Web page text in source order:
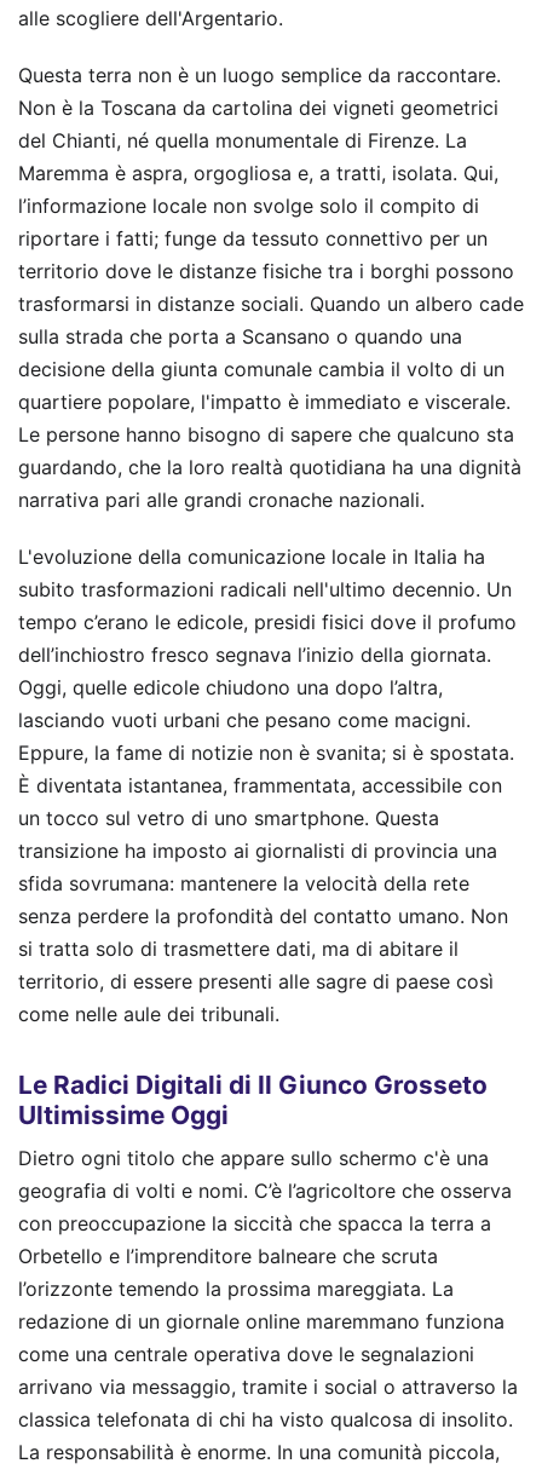
alle scogliere dell'Argentario.
Questa terra non è un luogo semplice da raccontare.
Non è la Toscana da cartolina dei vigneti geometrici
del Chianti, né quella monumentale di Firenze. La
Maremma è aspra, orgogliosa e, a tratti, isolata. Qui,
l’informazione locale non svolge solo il compito di
riportare i fatti; funge da tessuto connettivo per un
territorio dove le distanze fisiche tra i borghi possono
trasformarsi in distanze sociali. Quando un albero cade
sulla strada che porta a Scansano o quando una
decisione della giunta comunale cambia il volto di un
quartiere popolare, l'impatto è immediato e viscerale.
Le persone hanno bisogno di sapere che qualcuno sta
guardando, che la loro realtà quotidiana ha una dignità
narrativa pari alle grandi cronache nazionali.
L'evoluzione della comunicazione locale in Italia ha
subito trasformazioni radicali nell'ultimo decennio. Un
tempo c’erano le edicole, presidi fisici dove il profumo
dell’inchiostro fresco segnava l’inizio della giornata.
Oggi, quelle edicole chiudono una dopo l’altra,
lasciando vuoti urbani che pesano come macigni.
Eppure, la fame di notizie non è svanita; si è spostata.
È diventata istantanea, frammentata, accessibile con
un tocco sul vetro di uno smartphone. Questa
transizione ha imposto ai giornalisti di provincia una
sfida sovrumana: mantenere la velocità della rete
senza perdere la profondità del contatto umano. Non
si tratta solo di trasmettere dati, ma di abitare il
territorio, di essere presenti alle sagre di paese così
come nelle aule dei tribunali.
Le Radici Digitali di Il Giunco Grosseto
Ultimissime Oggi
Dietro ogni titolo che appare sullo schermo c'è una
geografia di volti e nomi. C’è l’agricoltore che osserva
con preoccupazione la siccità che spacca la terra a
Orbetello e l’imprenditore balneare che scruta
l’orizzonte temendo la prossima mareggiata. La
redazione di un giornale online maremmano funziona
come una centrale operativa dove le segnalazioni
arrivano via messaggio, tramite i social o attraverso la
classica telefonata di chi ha visto qualcosa di insolito.
La responsabilità è enorme. In una comunità piccola,